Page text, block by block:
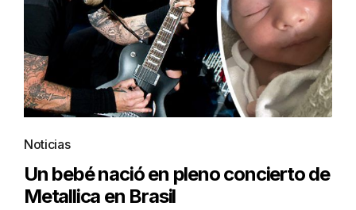
Noticias
Un bebé nació en pleno concierto de
Metallica en Brasil